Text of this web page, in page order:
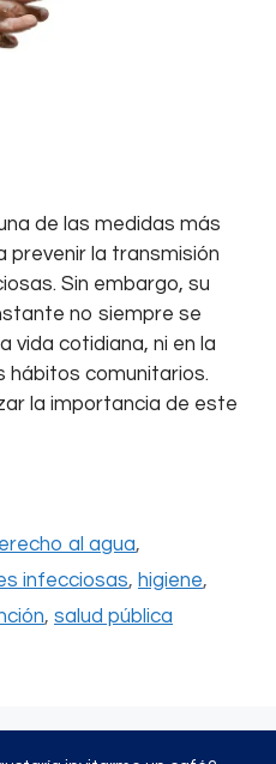
de las medidas más
prevenir la transmisión
Sin embargo, su
no siempre se
vida cotidiana, ni en la
hábitos comunitarios.
la importancia de este
al agua,
infecciosas, higiene,
, salud pública